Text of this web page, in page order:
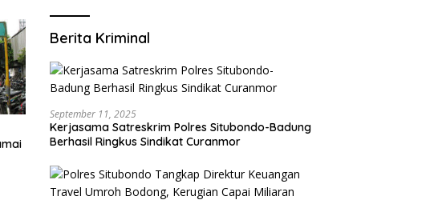
Berita Kriminal
September 11, 2025
Kerjasama Satreskrim Polres Situbondo-Badung
Berhasil Ringkus Sindikat Curanmor